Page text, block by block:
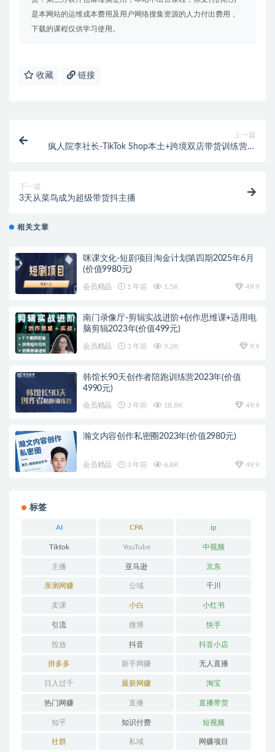
是本网站的运维成本费用及用户网络搜集资源的人力付出费用，
下载的课程仅供学习使用。
收藏 链接
上一篇
疯人院李社长-TikTok Shop本土+跨境双店带货训练营第
下一篇
3天从菜鸟成为超级带货抖主播
相关文章
咪课文化-短剧项目淘金计划第四期2025年6月
(价值9980元)
会员精品 1 年前 1.5K 49.9
南门录像厅-剪辑实战进阶+创作思维课+适用电
脑剪辑2023年(价值499元)
会员精品 3 年前 9.2K 9.9
韩馆长90天创作者陪跑训练营2023年(价值
4990元)
会员精品 3 年前 18.8K 49.9
瀚文内容创作私密圈2023年(价值2980元)
会员精品 3 年前 6.8K 49.9
标签
AI CPA ip
Tiktok YouTube 中视频
主播 亚马逊 京东
亲测网赚 公域 千川
卖课 小白 小红书
引流 微博 快手
投放 抖音 抖音小店
拼多多 新手网赚 无人直播
日入过千 最新网赚 淘宝
热门网赚 直播 直播带货
知乎 知识付费 短视频
社群 私域 网赚项目